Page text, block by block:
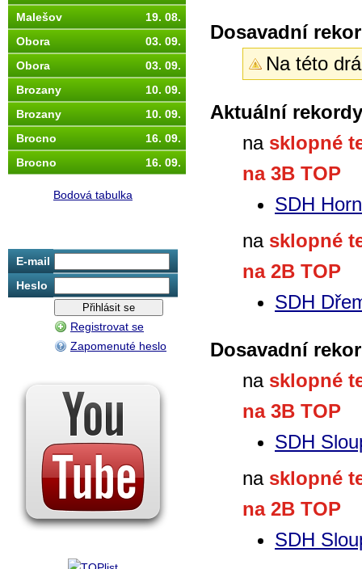
Dosavadní
Na této
Aktuální
na sklopné
na 3B TOP
SDH
na sklopné
na 2B TOP
SDH
Dosavadní
na sklopné
na 3B TOP
SDH
na sklopné
na 2B TOP
SDH
Malešov
19. 08.
Obora
03. 09.
Obora
03. 09.
Brozany
10. 09.
Brozany
10. 09.
Brocno
16. 09.
Brocno
16. 09.
Bodová tabulka
E-mail
Heslo
Registrovat se
Zapomenuté heslo